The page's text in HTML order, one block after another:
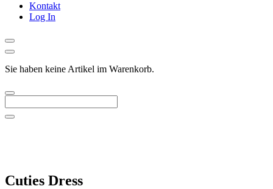
Kontakt
Log In
Sie haben keine Artikel im Warenkorb.
Cuties Dress